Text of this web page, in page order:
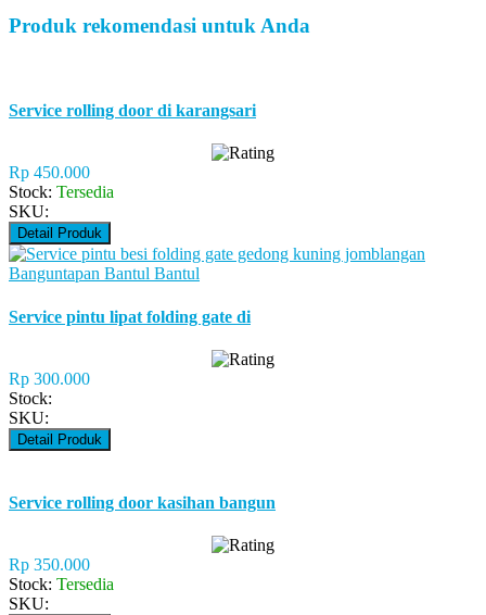
Produk rekomendasi untuk Anda
Service rolling door di karangsari
Rp 450.000
Stock: Tersedia
SKU:
Detail Produk
Service pintu lipat folding gate di
Rp 300.000
Stock:
SKU:
Detail Produk
Service rolling door kasihan bangun
Rp 350.000
Stock: Tersedia
SKU: